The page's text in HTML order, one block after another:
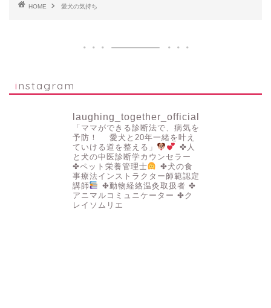
HOME 愛犬の気持ち
instagram
laughing_together_official
「ママができる診断法で、病気を
予防！
愛犬と20年一緒を叶え
ていける道を整える」
✤人
と犬の中医診断学カウンセラー
✤ペット栄養管理士
✤犬の食
事療法インストラクター師範認定
講師
✤動物経絡温灸取扱者 ✤
アニマルコミュニケーター ✤ク
レイソムリエ